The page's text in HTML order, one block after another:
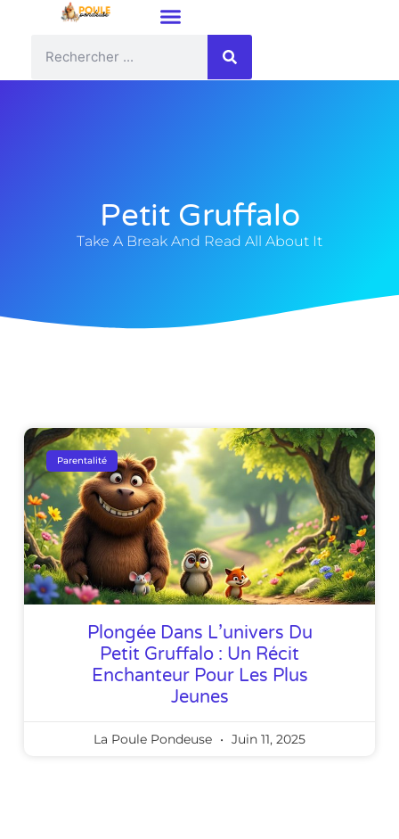
Petit Gruffalo
Take A Break And Read All About It
Parentalité
Plongée Dans L’univers Du
Petit Gruffalo : Un Récit
Enchanteur Pour Les Plus
Jeunes
La Poule Pondeuse Juin 11, 2025